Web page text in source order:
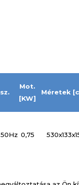
Mot.
[KW]
Méretek
0,75